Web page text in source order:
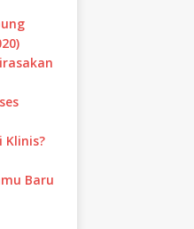
Klinis?
Baru